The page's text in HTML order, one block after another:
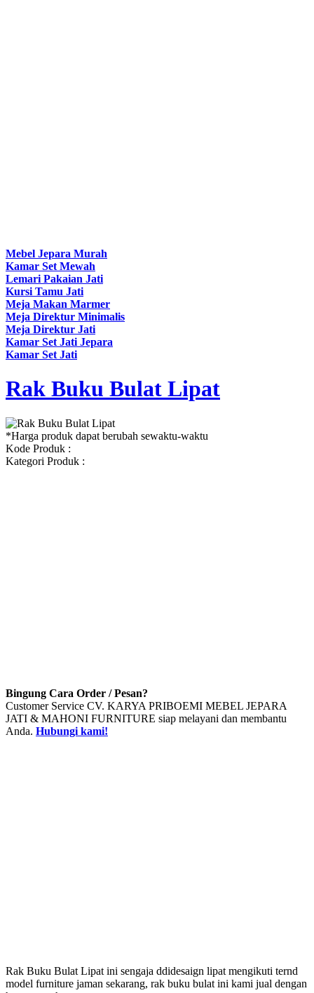
Mebel Jepara Murah
Kamar Set Mewah
Lemari Pakaian Jati
Kursi Tamu Jati
Meja Makan Marmer
Meja Direktur Minimalis
Meja Direktur Jati
Kamar Set Jati Jepara
Kamar Set Jati
Rak Buku Bulat Lipat
*Harga produk dapat berubah sewaktu-waktu
Kode Produk :
Kategori Produk :
Bingung Cara Order / Pesan?
Customer Service CV. KARYA PRIBOEMI MEBEL JEPARA
JATI & MAHONI FURNITURE siap melayani dan membantu
Anda. Hubungi kami!
Rak Buku Bulat Lipat ini sengaja ddidesaign lipat mengikuti ternd
model furniture jaman sekarang, rak buku bulat ini kami jual dengan